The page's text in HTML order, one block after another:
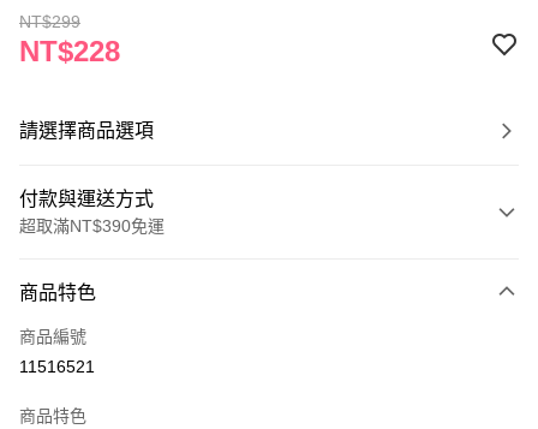
NT$299
NT$228
請選擇商品選項
付款與運送方式
超取滿NT$390免運
POYA支付
信用卡一次付款
商品特色
商品編號
11516521
商品特色